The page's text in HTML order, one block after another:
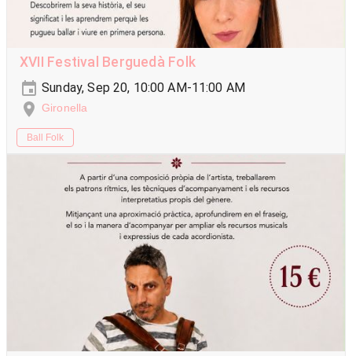
XVII Festival Berguedà Folk
Sunday, Sep 20, 10:00 AM-11:00 AM
Gironella
Ball Folk